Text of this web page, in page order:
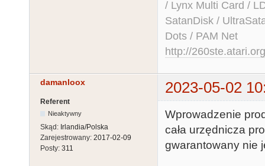
/ Lynx Multi Card /
SatanDisk /
Dots / PAM Net
http://260ste.atari.org
damanloox 2023-05-02
Referent
Nieaktywny
Skąd: Irlandia/Polska
Zarejestrowany: 2017-02-09
Posty: 311
Wprowadzenie
cała urzędnicza
gwarantowany nie